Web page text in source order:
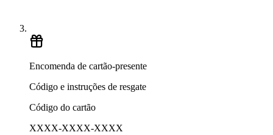
Encomenda de cartão-presente
Código e instruções de resgate
Código do cartão
XXXX-XXXX-XXXX